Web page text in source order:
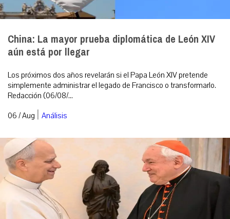
China: La mayor prueba diplomática de León XIV
aún está por llegar
Los próximos dos años revelarán si el Papa León XIV pretende
simplemente administrar el legado de Francisco o transformarlo.
Redacción (06/08/...
06 / Aug | Análisis